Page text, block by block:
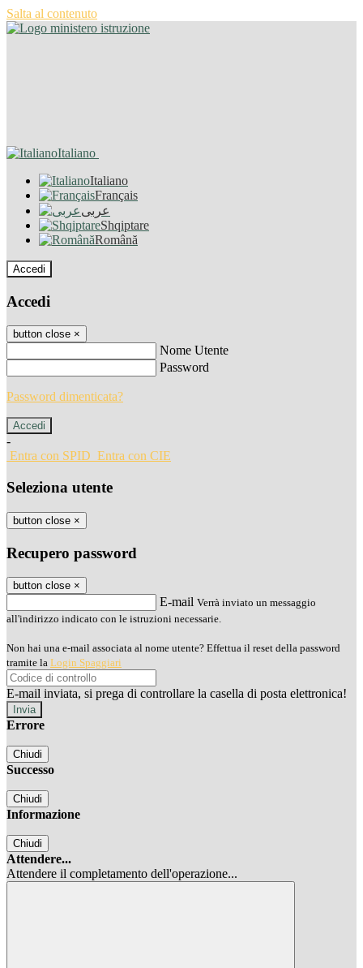
Salta al contenuto
Italiano
Italiano
Français
عربى
Shqiptare
Română
Accedi
Accedi
button close ×
Nome Utente
Password
Password dimenticata?
-
Entra con SPID Entra con CIE
Seleziona utente
button close ×
Recupero password
button close ×
E-mail Verrà inviato un messaggio
all'indirizzo indicato con le istruzioni necessarie.
Non hai una e-mail associata al nome utente? Effettua il reset della password
tramite la Login Spaggiari
E-mail inviata, si prega di controllare la casella di posta elettronica!
Errore
Chiudi
Successo
Chiudi
Informazione
Chiudi
Attendere...
Attendere il completamento dell'operazione...